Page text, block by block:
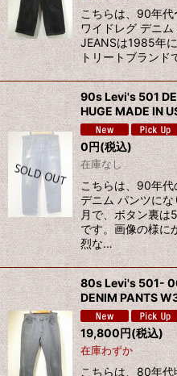
こちらは、90年
ワイドレグ デニ
JEANSは1985年
トリートブラン
90s Levi's 501
HUGE MADE IN
0円(税込)
在庫なし
こちらは、90年
デニム パンツに
月で、ボタン裏は
です。画像の様に
烈な…
80s Levi's 501-
DENIM PANTS
19,800円(税込)
在庫わずか
こちらは、80年